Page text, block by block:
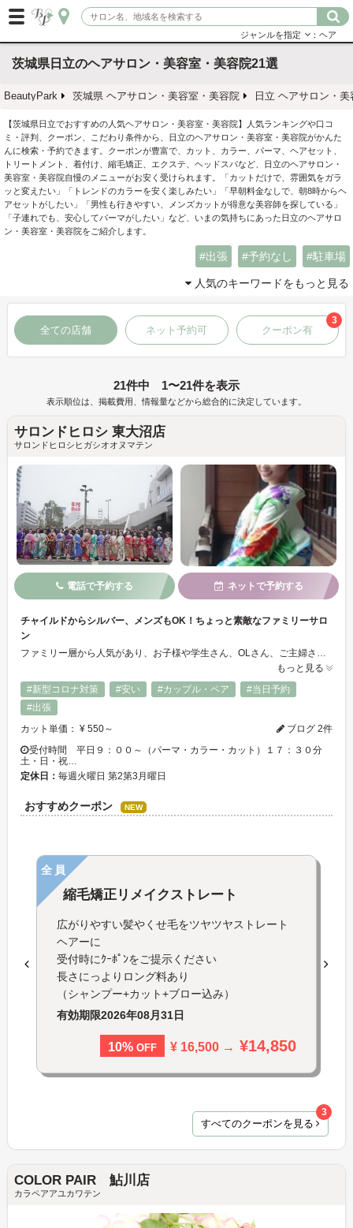
ジャンルを指定 ：ヘア
茨城県日立のヘアサロン・美容室・美容院21選
BeautyPark 茨城県 ヘアサロン・美容室・美容院 日立 ヘアサロン・
【茨城県日立でおすすめの人気ヘアサロン・美容室・美容院】人気ランキングや口コ
ミ・評判、クーポン、こだわり条件から、日立のヘアサロン・美容室・美容院がかんた
んに検索・予約できます。クーポンが豊富で、カット、カラー、パーマ、ヘアセット、
トリートメント、着付け、縮毛矯正、エクステ、ヘッドスパなど、日立のヘアサロン・
美容室・美容院自慢のメニューがお安く受けられます。「カットだけで、雰囲気をガラ
ッと変えたい」「トレンドのカラーを安く楽しみたい」「早朝料金なしで、朝8時からヘ
アセットがしたい」「男性も行きやすい、メンズカットが得意な美容師を探している」
「子連れでも、安心してパーマがしたい」など、いまの気持ちにあった日立のヘアサロ
ン・美容室・美容院をご紹介します。
出張 予約なし 駐車場
人気のキーワードをもっと見る
全ての店舗 ネット予約可 クーポン有
3
21件中 1〜21件を表示
表示順位は、掲載費用、情報量などから総合的に決定しています。
サロンドヒロシ 東大沼店
サロンドヒロシヒガシオオヌマテン
電話で予約する ネットで予約する
チャイルドからシルバー、メンズもOK！ちょっと素敵なファミリーサロ
ン
ファミリー層から人気があり、お子様や学生さん、OLさん、ご主婦さん、ご年配のかたまでお気軽にお越しください。 スタッフ募集中です 正社員 パート 見習い 一緒に働きませんか 電話0294-34-0652 サロンドヒロシ採用担当係まで 当店ホームページの採用情報でもご覧いただけます
もっと見る
#新型コロナ対策
#安い #カップル・ペア
#当日予約
#出張
カット単価： ¥ 550～
ブログ 2件
受付時間 平日９：００～（パーマ・カラー・カット）１７：３０分
土・日・祝…
定休日： 毎週火曜日 第2第3月曜日
おすすめクーポン NEW
全員
縮毛矯正リメイクストレート
広がりやすい髪やくせ毛をツヤツヤストレート
ヘアーに
受付時にｸｰﾎﾟﾝをご提示ください
長さにっよりロング料あり
（シャンプー+カット+ブロー込み）
有効期限2026年08月31日
10% OFF ¥ 16,500 → ¥14,850
すべてのクーポンを見る
3
COLOR PAIR 鮎川店
カラペアアユカワテン